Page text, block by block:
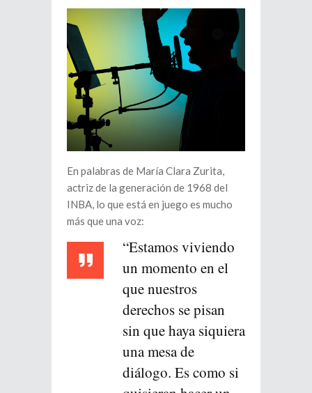
En palabras de María Clara Zurita,
actriz de la generación de 1968 del
INBA, lo que está en juego es mucho
más que una voz:
“Estamos viviendo
un momento en el
que nuestros
derechos se pisan
sin que haya siquiera
una mesa de
diálogo. Es como si